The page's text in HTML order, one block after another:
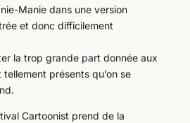
Manie dans une version
et donc difficilement
la trop grande part donnée aux
présents qu’on se
Cartoonist prend de la